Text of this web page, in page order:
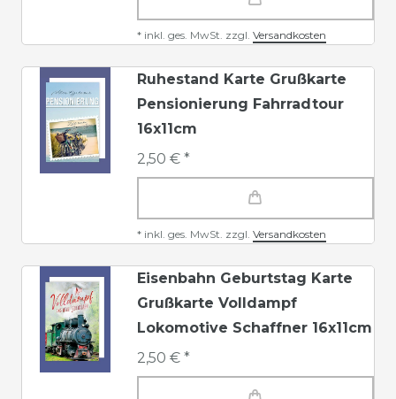
* inkl. ges. MwSt. zzgl. Versandkosten
Ruhestand Karte Grußkarte
Pensionierung Fahrradtour
16x11cm
2,50 € *
* inkl. ges. MwSt. zzgl. Versandkosten
Eisenbahn Geburtstag Karte
Grußkarte Volldampf
Lokomotive Schaffner 16x11cm
2,50 € *